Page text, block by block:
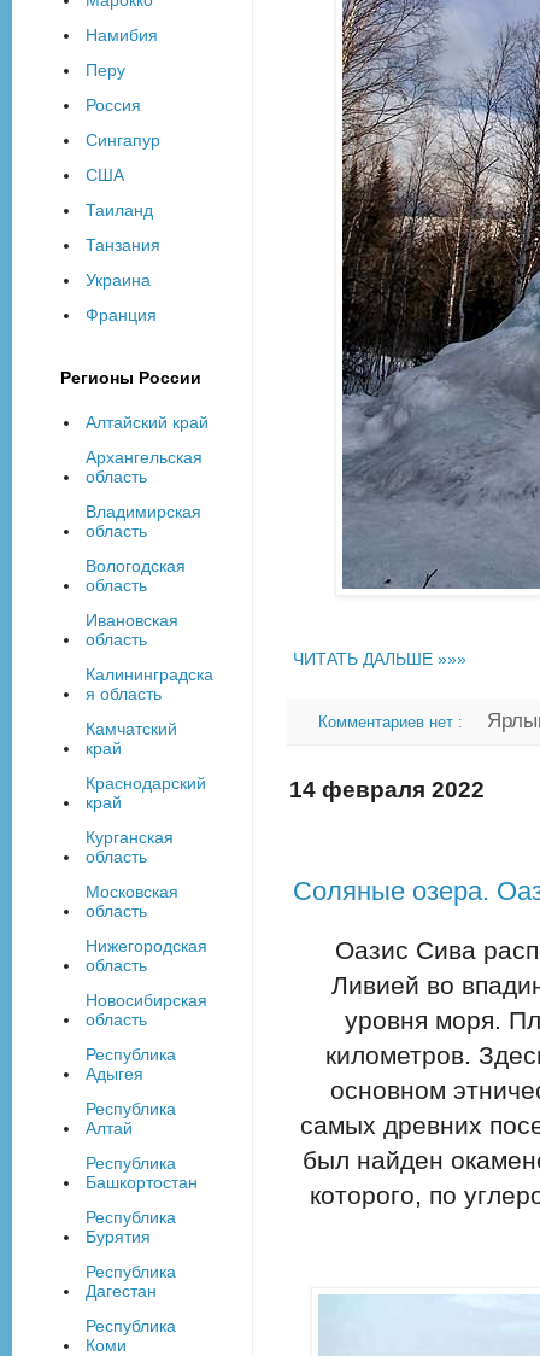
ЧИТАТЬ ДАЛЬШЕ »»»
Комментариев нет :
14 февраля 2022
Соляные озера.
Оазис Сива
Ливией во
уровня моря.
километров.
основном
самых древних
был найден
которого, по
Намибия
Перу
Россия
Сингапур
США
Таиланд
Танзания
Украина
Франция
Регионы России
Алтайский край
Архангельская
область
Владимирская
область
Вологодская
область
Ивановская
область
Калининградска
я область
Камчатский
край
Краснодарский
край
Курганская
область
Московская
область
Нижегородская
область
Новосибирская
область
Республика
Адыгея
Республика
Алтай
Республика
Башкортостан
Республика
Бурятия
Республика
Дагестан
Республика
Коми